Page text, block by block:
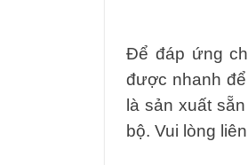
Để đáp ứng
được nhanh
là sản xuất
bộ. Vui lòng